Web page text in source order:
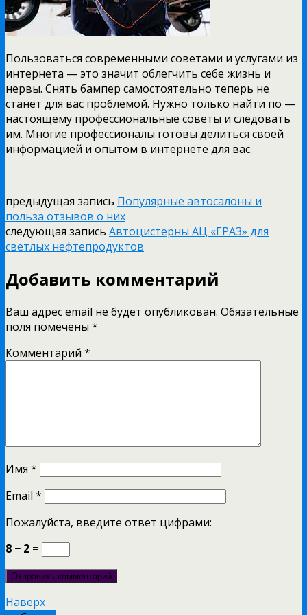
Пользоваться современными советами и услугами из
интернета — это значит облегчить себе жизнь и
нервы. Снять бампер самостоятельно теперь не
станет для вас проблемой. Нужно только найти по —
настоящему профессиональные советы и следовать
им. Многие профессионалы готовы делиться своей
информацией и опытом в интернете для вас.
предыдущая запись Популярные автосалоны и
польза отзывов о них
следующая запись Автоцистерны АЦ «ГРАЗ» для
светлых нефтепродуктов
Добавить комментарий
Ваш адрес email не будет опубликован. Обязательные
поля помечены *
Комментарий *
Имя *
Email *
Пожалуйста, введите ответ цифрами:
8 − 2 =
Наверх